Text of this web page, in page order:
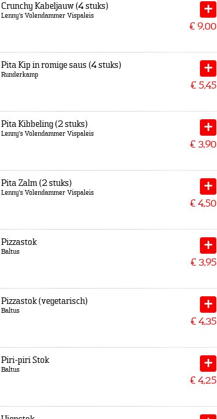
€ 9,00
Crunchy Kabeljauw (4 stuks)
Lenny's Volendammer Vispaleis
€ 5,45
Pita Kip in romige saus (4 stuks)
Runderkamp
€ 3,90
Pita Kibbeling (2 stuks)
Lenny's Volendammer Vispaleis
€ 4,50
Pita Zalm (2 stuks)
Lenny's Volendammer Vispaleis
€ 3,95
Pizzastok
Baltus
€ 4,35
Pizzastok (vegetarisch)
Baltus
€ 4,25
Piri-piri Stok
Baltus